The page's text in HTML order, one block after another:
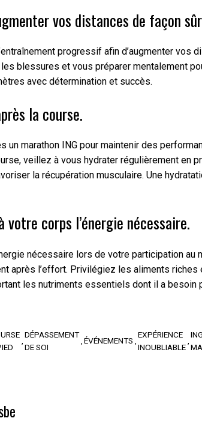
vos distances de façon
progressif afin d’augmenter
blessures et vous préparer mentalement
avec détermination et succès.
la course.
un marathon ING pour maintenir des
veillez à vous hydrater régulièrement
la récupération musculaire. Une
votre corps l’énergie nécessaire.
nécessaire lors de votre participation
après l’effort. Privilégiez les aliments
les nutriments essentiels dont il a
DÉPASSEMENT
DE SOI
ÉVÉNEMENTS
EXPÉRIENCE
INOUBLIABLE
ING